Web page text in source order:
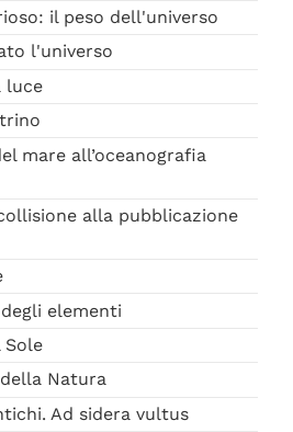
il peso dell'universo
l'universo
luce
mare all’oceanografia
alla pubblicazione
elementi
Sole
Natura
Ad sidera vultus